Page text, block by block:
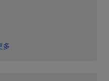
多